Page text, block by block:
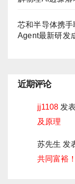
芯和半导体携
Agent最新研发
近期评论
jj1108 发
及原理
苏先生 发
共同富裕！